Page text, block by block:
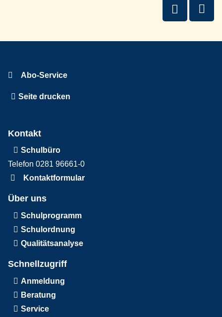
Abo-Service
Seite drucken
Kontakt
Schulbüro
Telefon 0281 96661-0
Kontaktformular
Über uns
Schulprogramm
Schulordnung
Qualitätsanalyse
Schnellzugriff
Anmeldung
Beratung
Service